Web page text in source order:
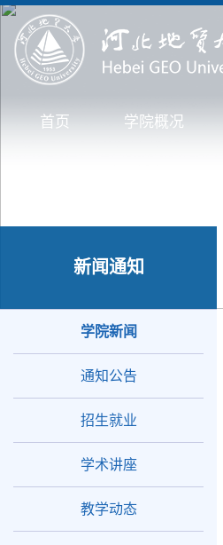
首页 学院概况
新闻通知
学院新闻
通知公告
招生就业
学术讲座
教学动态